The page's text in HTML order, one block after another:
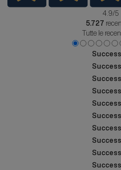
4.9/5
5.727
Tutte le